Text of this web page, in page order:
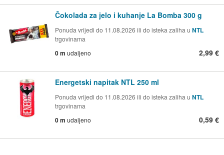
Čokolada za jelo i kuhanje La Bomba 300 g
Ponuda vrijedi do 11.08.2026 ili do isteka zaliha u NTL
trgovinama
0 m udaljeno 2,99 €
Energetski napitak NTL 250 ml
Ponuda vrijedi do 11.08.2026 ili do isteka zaliha u NTL
trgovinama
0 m udaljeno 0,59 €